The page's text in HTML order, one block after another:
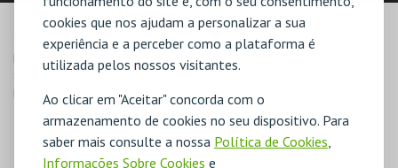
cookies que nos ajudam a personalizar a sua
experiência e a perceber como a plataforma é
utilizada pelos nossos visitantes.
Ao clicar em "Aceitar" concorda com o
armazenamento de cookies no seu dispositivo. Para
saber mais consulte a nossa Política de Cookies
Informações Sobre Cookies e
MORADA
EN 125 – KM 65
Direcções para Zoomarine